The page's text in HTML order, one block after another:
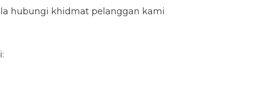
hubungi khidmat pelanggan kami